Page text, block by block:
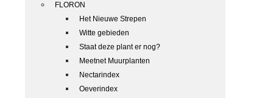
FLORON
Het Nieuwe Strepen
Witte gebieden
Staat deze plant er nog?
Meetnet Muurplanten
Nectarindex
Oeverindex